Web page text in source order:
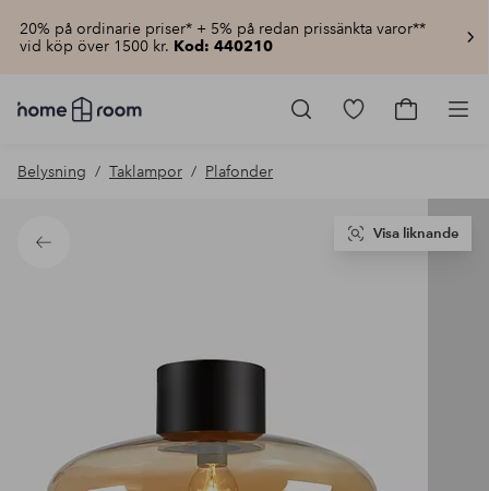
20% på ordinarie priser* + 5% på redan prissänkta varor**
vid köp över 1500 kr. Kod: 440210
Homeroom
–
hemmet
pris
Gå
Gå
Belysning Taklampor Plafonder
Tillbaka
Visa liknande